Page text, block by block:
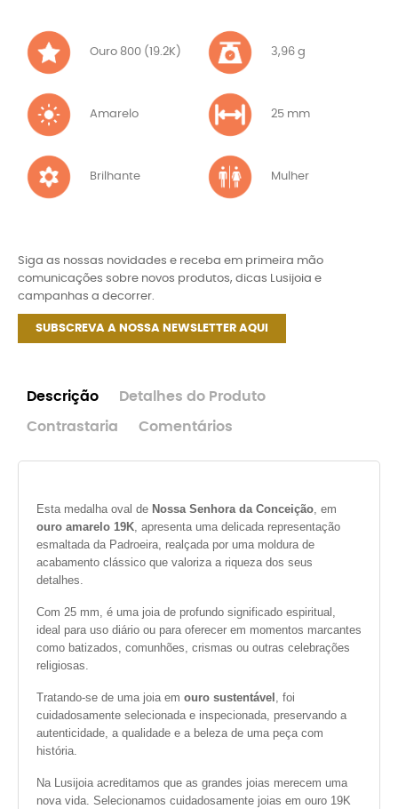
Ouro 800 (19.2K) 3,96 g
Amarelo 25 mm
Brilhante Mulher
Siga as nossas novidades e receba em primeira mão
comunicações sobre novos produtos, dicas Lusijoia e
campanhas a decorrer.
SUBSCREVA A NOSSA NEWSLETTER AQUI
Descrição Detalhes do Produto
Contrastaria Comentários
Esta medalha oval de Nossa Senhora da Conceição, em
ouro amarelo 19K, apresenta uma delicada representação
esmaltada da Padroeira, realçada por uma moldura de
acabamento clássico que valoriza a riqueza dos seus
detalhes.
Com 25 mm, é uma joia de profundo significado espiritual,
ideal para uso diário ou para oferecer em momentos marcantes
como batizados, comunhões, crismas ou outras celebrações
religiosas.
Tratando-se de uma joia em ouro sustentável , foi
cuidadosamente selecionada e inspecionada, preservando a
autenticidade, a qualidade e a beleza de uma peça com
história.
Na Lusijoia acreditamos que as grandes joias merecem uma
nova vida. Selecionamos cuidadosamente joias em ouro 19K